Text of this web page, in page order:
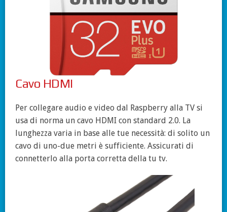
Cavo HDMI
Per collegare audio e video dal Raspberry alla TV si
usa di norma un cavo HDMI con standard 2.0. La
lunghezza varia in base alle tue necessità: di solito un
cavo di uno-due metri è sufficiente. Assicurati di
connetterlo alla porta corretta della tu tv.